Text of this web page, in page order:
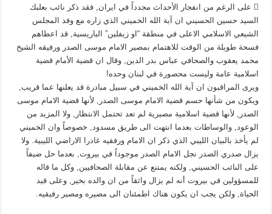
 على الرغم من انفجار الأحداث مجدداً في ايران, فقد ذكر نائب بعلبك
السيد حسين الحسيني ان آية الله الخميني الذي زاره مع وفد المجلس
الشيعي الاسلامي الاعلى في منطقة “او زيفلين” الباريسية, قد اعطاهم
فسحة طويلة من الوقت للاهتمام بمصير الامام موسى الصدر ورفيقه الشيخ
محمد يعقوب والصحافي عباس بدر الدين, وقال ان قضية الأمام قضية
اسلامية عامة وليست محصورة في لبنان وحده!
ويرى المراقبون ان آية الله الخميني في سبيل مبادرة قد يعلنها عما قريب,
ويكون من شأنها حسم قضية الامام موسى الصدر, لأنها قضية الامام موسى
الصدر, لأنها قضية اسلامية مصيرية لم تعد تحتمل الانتظار, ولا المزيد من
الوعود, والوساطات بعدما انتهت الى طريق مسدود, خصوصاً وان الخميني
لم يأخذ بالبيان الليبي الذي ذكر ان الامام ورفقيه غادرا الاراضي الليبية. ولا
يزال صدري الصدر نجل الامام الصدر موجوداً في بيروت, بعدما حل ضيفاً
على النائب الحسيني, ولكنه يمتنع عن مقابلة الصحافيين, وكل ما قاله
للمسؤولين في بيروت أنه لم يزال واثقاً من ان والده بخير, وعلى قيد
الحياة, ولكن يجب ان يكون هناك اطمئنان الى مصيره ومصير رفيقيه.